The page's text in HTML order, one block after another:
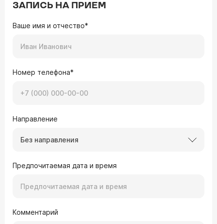
ЗАПИСЬ НА ПРИЕМ
Ваше имя и отчество*
Номер телефона*
Направление
Без направления
Предпочитаемая дата и время
Комментарий